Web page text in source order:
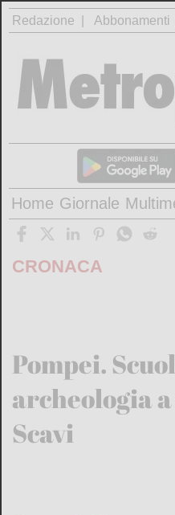
Redazione Abbonamenti
Home Giornale
CRONACA
Pompei.
archeologia
Scavi